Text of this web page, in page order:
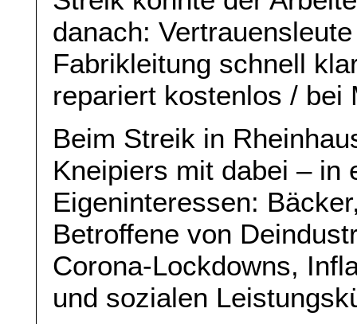
danach:
Fabrikleitung schnell
repariert kostenlos / bei
Beim Streik in
Kneipiers mit dabei – in
Eigeninteressen:
Betroffene von
Corona-Lockdowns,
und sozialen